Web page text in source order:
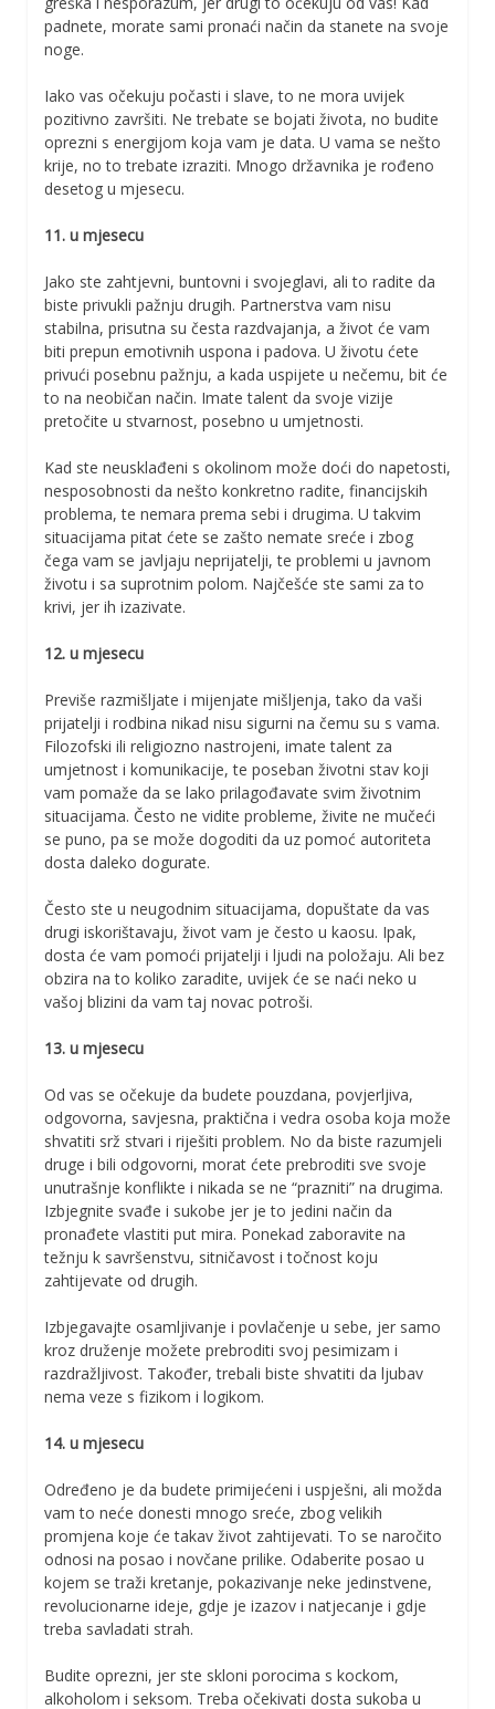
padnete, morate sami pronaći način da stanete na svoje
noge.
Iako vas očekuju počasti i slave, to ne mora uvijek
pozitivno završiti. Ne trebate se bojati života, no budite
oprezni s energijom koja vam je data. U vama se nešto
krije, no to trebate izraziti. Mnogo državnika je rođeno
desetog u mjesecu.
11. u mjesecu
Jako ste zahtjevni, buntovni i svojeglavi, ali to radite da
biste privukli pažnju drugih. Partnerstva vam nisu
stabilna, prisutna su česta razdvajanja, a život će vam
biti prepun emotivnih uspona i padova. U životu ćete
privući posebnu pažnju, a kada uspijete u nečemu, bit će
to na neobičan način. Imate talent da svoje vizije
pretočite u stvarnost, posebno u umjetnosti.
Kad ste neusklađeni s okolinom može doći do napetosti,
nesposobnosti da nešto konkretno radite, financijskih
problema, te nemara prema sebi i drugima. U takvim
situacijama pitat ćete se zašto nemate sreće i zbog
čega vam se javljaju neprijatelji, te problemi u javnom
životu i sa suprotnim polom. Najčešće ste sami za to
krivi, jer ih izazivate.
12. u mjesecu
Previše razmišljate i mijenjate mišljenja, tako da vaši
prijatelji i rodbina nikad nisu sigurni na čemu su s vama.
Filozofski ili religiozno nastrojeni, imate talent za
umjetnost i komunikacije, te poseban životni stav koji
vam pomaže da se lako prilagođavate svim životnim
situacijama. Često ne vidite probleme, živite ne mučeći
se puno, pa se može dogoditi da uz pomoć autoriteta
dosta daleko dogurate.
Često ste u neugodnim situacijama, dopuštate da vas
drugi iskorištavaju, život vam je često u kaosu. Ipak,
dosta će vam pomoći prijatelji i ljudi na položaju. Ali bez
obzira na to koliko zaradite, uvijek će se naći neko u
vašoj blizini da vam taj novac potroši.
13. u mjesecu
Od vas se očekuje da budete pouzdana, povjerljiva,
odgovorna, savjesna, praktična i vedra osoba koja može
shvatiti srž stvari i riješiti problem. No da biste razumjeli
druge i bili odgovorni, morat ćete prebroditi sve svoje
unutrašnje konflikte i nikada se ne “prazniti” na drugima.
Izbjegnite svađe i sukobe jer je to jedini način da
pronađete vlastiti put mira. Ponekad zaboravite na
težnju k savršenstvu, sitničavost i točnost koju
zahtijevate od drugih.
Izbjegavajte osamljivanje i povlačenje u sebe, jer samo
kroz druženje možete prebroditi svoj pesimizam i
razdražljivost. Također, trebali biste shvatiti da ljubav
nema veze s fizikom i logikom.
14. u mjesecu
Određeno je da budete primijećeni i uspješni, ali možda
vam to neće donesti mnogo sreće, zbog velikih
promjena koje će takav život zahtijevati. To se naročito
odnosi na posao i novčane prilike. Odaberite posao u
kojem se traži kretanje, pokazivanje neke jedinstvene,
revolucionarne ideje, gdje je izazov i natjecanje i gdje
treba savladati strah.
Budite oprezni, jer ste skloni porocima s kockom,
alkoholom i seksom. Treba očekivati dosta sukoba u